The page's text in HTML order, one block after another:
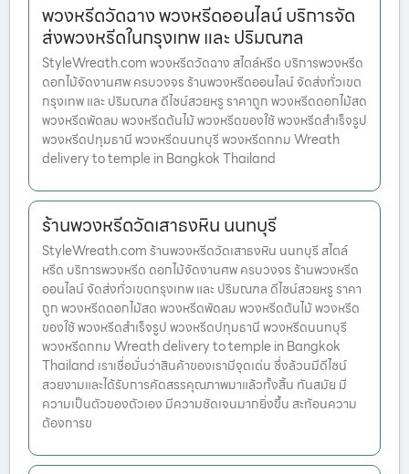
พวงหรีดวัดฉาง พวงหรีดออนไลน์ บริการจัด
ส่งพวงหรีดในกรุงเทพ และ ปริมณฑล
StyleWreath.com พวงหรีดวัดฉาง สไตล์หรีด บริการพวงหรีด
ดอกไม้จัดงานศพ ครบวงจร ร้านพวงหรีดออนไลน์ จัดส่งทั่วเขต
กรุงเทพ และ ปริมณฑล ดีไซน์สวยหรู ราคาถูก พวงหรีดดอกไม้สด
พวงหรีดพัดลม พวงหรีดต้นไม้ พวงหรีดของใช้ พวงหรีดสำเร็จรูป
พวงหรีดปทุมธานี พวงหรีดนนทบุรี พวงหรีดกทม Wreath
delivery to temple in Bangkok Thailand
ร้านพวงหรีดวัดเสาธงหิน นนทบุรี
StyleWreath.com ร้านพวงหรีดวัดเสาธงหิน นนทบุรี สไตล์
หรีด บริการพวงหรีด ดอกไม้จัดงานศพ ครบวงจร ร้านพวงหรีด
ออนไลน์ จัดส่งทั่วเขตกรุงเทพ และ ปริมณฑล ดีไซน์สวยหรู ราคา
ถูก พวงหรีดดอกไม้สด พวงหรีดพัดลม พวงหรีดต้นไม้ พวงหรีด
ของใช้ พวงหรีดสำเร็จรูป พวงหรีดปทุมธานี พวงหรีดนนทบุรี
พวงหรีดกทม Wreath delivery to temple in Bangkok
Thailand เราเชื่อมั่นว่าสินค้าของเรามีจุดเด่น ซึ่งล้วนมีดีไซน์
สวยงามและได้รับการคัดสรรคุณภาพมาแล้วทั้งสิ้น ทันสมัย มี
ความเป็นตัวของตัวเอง มีความชัดเจนมากยิ่งขึ้น สะท้อนความ
ต้องการข